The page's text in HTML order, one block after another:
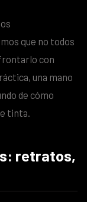
que no todos
con
una mano
de cómo
tinta.
retratos,